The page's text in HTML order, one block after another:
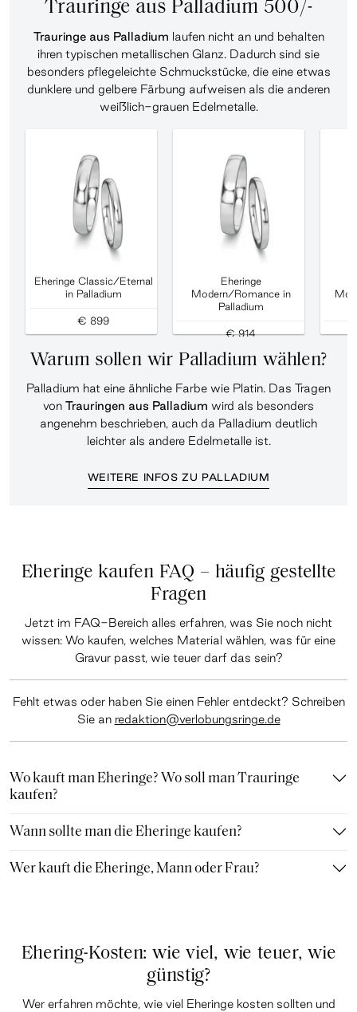
Trauringe aus Palladium 500/-
Trauringe aus Palladium laufen nicht an und behalten
ihren typischen metallischen Glanz. Dadurch sind sie
besonders pflegeleichte Schmuckstücke, die eine etwas
dunklere und gelbere Färbung aufweisen als die anderen
weißlich-grauen Edelmetalle.
Eheringe Classic/Eternal
in Palladium
€ 899
Eheringe
Modern/Romance in
Palladium
€ 914
Warum sollen wir Palladium wählen?
Palladium hat eine ähnliche Farbe wie Platin. Das Tragen
von Trauringen aus Palladium wird als besonders
angenehm beschrieben, auch da Palladium deutlich
leichter als andere Edelmetalle ist.
WEITERE INFOS ZU PALLADIUM
Eheringe kaufen FAQ – häufig gestellte
Fragen
Jetzt im FAQ-Bereich alles erfahren, was Sie noch nicht
wissen: Wo kaufen, welches Material wählen, was für eine
Gravur passt, wie teuer darf das sein?
Fehlt etwas oder haben Sie einen Fehler entdeckt? Schreiben
Sie an redaktion@verlobungsringe.de
Wo kauft man Eheringe? Wo soll man Trauringe
kaufen?
Wann sollte man die Eheringe kaufen?
Wer kauft die Eheringe, Mann oder Frau?
Ehering-Kosten: wie viel, wie teuer, wie
günstig?
Wer erfahren möchte, wie viel Eheringe kosten sollten und